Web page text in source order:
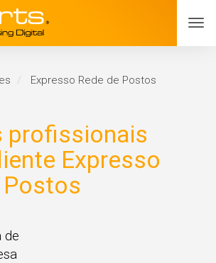
Expresso Rede de Postos
profissionais
Expresso
Postos
de